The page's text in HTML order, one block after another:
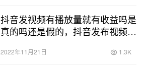
抖音发视频有播放量就有收益吗是
真的吗还是假的，抖音发布视频有
2022年11月21日 1.3K